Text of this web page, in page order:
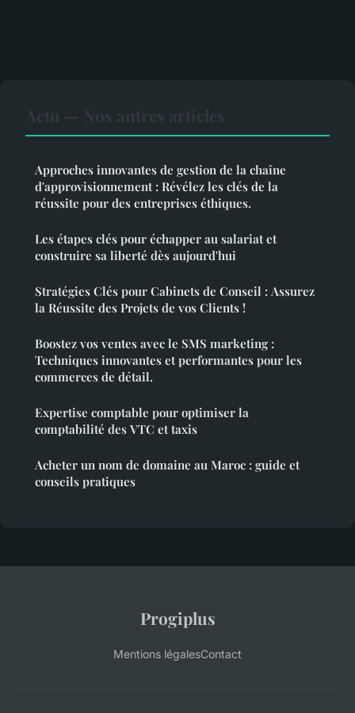
Approches innovantes de gestion de la chaîne
d'approvisionnement : Révélez les clés de la
réussite pour des entreprises éthiques.
Les étapes clés pour échapper au salariat et
construire sa liberté dès aujourd'hui
Stratégies Clés pour Cabinets de Conseil : Assurez
la Réussite des Projets de vos Clients !
Boostez vos ventes avec le SMS marketing :
Techniques innovantes et performantes pour les
commerces de détail.
Expertise comptable pour optimiser la
comptabilité des VTC et taxis
Acheter un nom de domaine au Maroc : guide et
conseils pratiques
Progiplus
Mentions légalesContact